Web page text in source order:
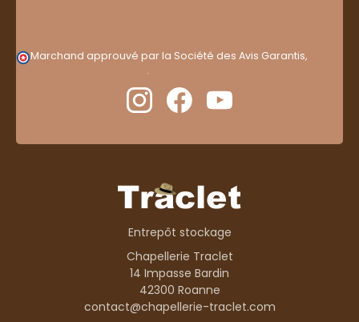
Marchand approuvé par la Société des Avis Garantis,
.
Entrepôt stockage
Chapellerie Traclet
14 Impasse Bardin
42300 Roanne
contact@chapellerie-traclet.com